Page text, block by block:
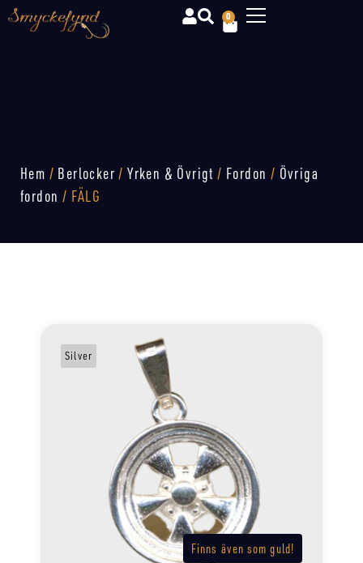
0
Hem / Berlocker /Yrken & Övrigt / Fordon / Övriga
fordon / FÄLG
Finns även som guld!
Silver